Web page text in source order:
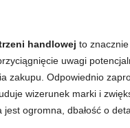
handlowej to
uwagi
zakupu. Odpowiednio
wizerunek marki i
ogromna, dbałość o